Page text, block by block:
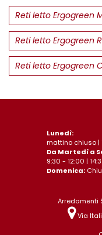
Reti letto Ergogreen
Reti letto Ergogreen
Reti letto Ergogreen
Lunedì:
mattino chiuso |
Da Martedì a
9:30 - 12:00 |
Domenica:
Arredamenti
Via